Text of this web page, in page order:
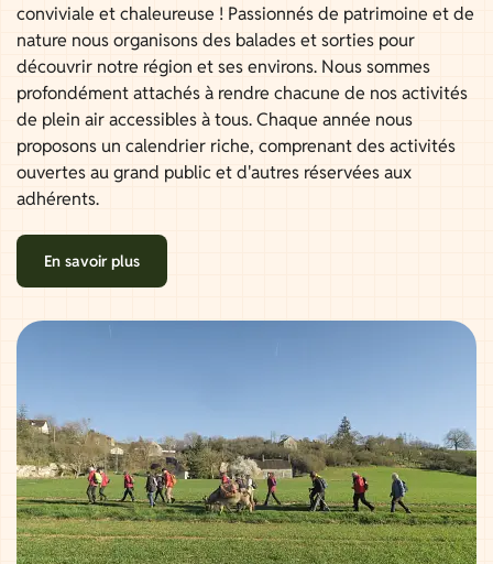
conviviale et chaleureuse ! Passionnés de patrimoine et de
nature nous organisons des balades et sorties pour
découvrir notre région et ses environs. Nous sommes
profondément attachés à rendre chacune de nos activités
de plein air accessibles à tous. Chaque année nous
proposons un calendrier riche, comprenant des activités
ouvertes au grand public et d'autres réservées aux
adhérents.
En savoir plus